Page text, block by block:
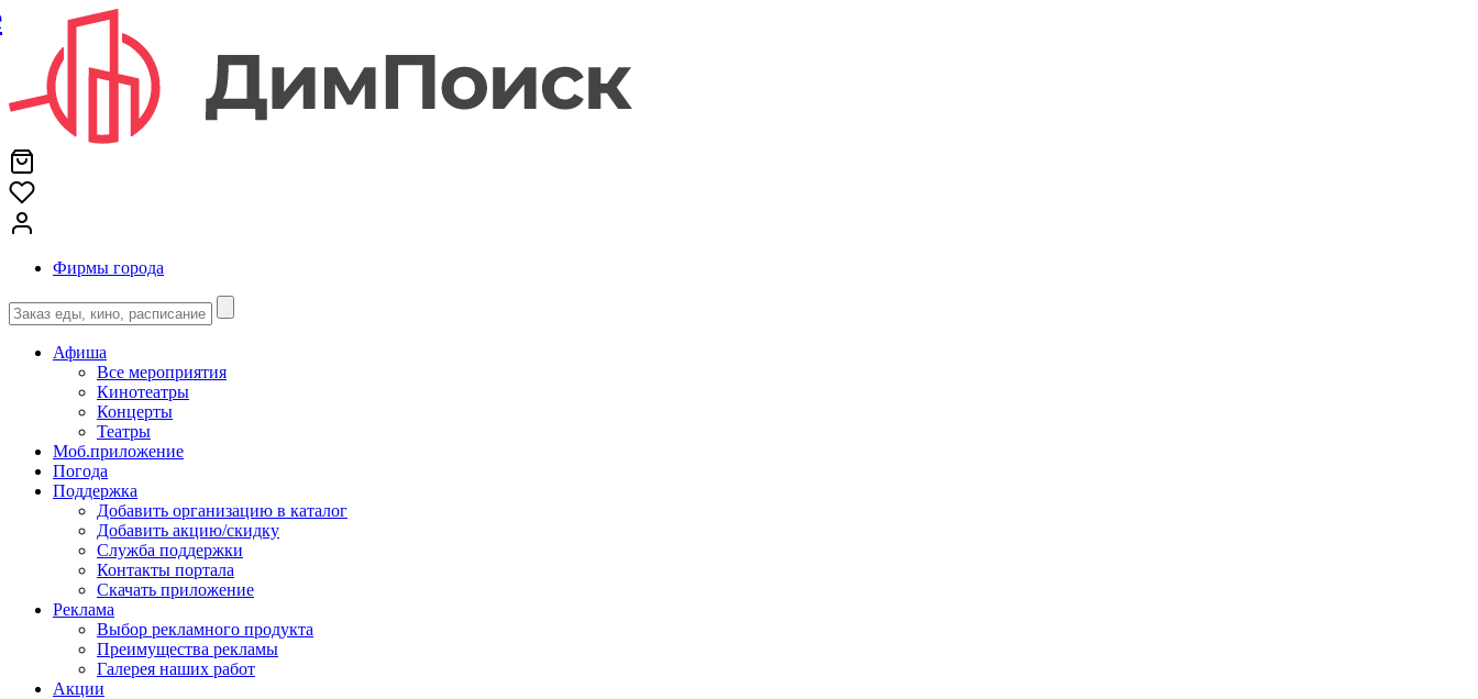
Фирмы города
Афиша
Все мероприятия
Кинотеатры
Концерты
Театры
Моб.приложение
Погода
Поддержка
Добавить организацию в каталог
Добавить акцию/скидку
Служба поддержки
Контакты портала
Скачать приложение
Реклама
Выбор рекламного продукта
Преимущества рекламы
Галерея наших работ
Акции